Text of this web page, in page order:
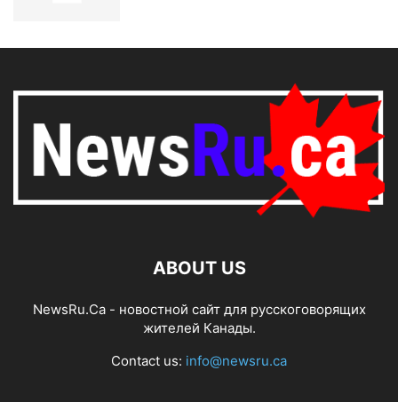
ABOUT US
NewsRu.Ca - новостной сайт для русскоговорящих
жителей Канады.
Contact us: info@newsru.ca